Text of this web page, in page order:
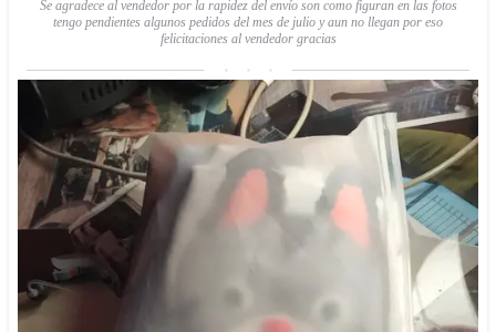
Se agradece al vendedor por la rapidez del envío son como figuran en las fotos
tengo pendientes algunos pedidos del mes de julio y aun no llegan por eso
felicitaciones al vendedor gracias